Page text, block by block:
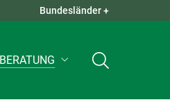
QUICK LINKS +
Bundesländer +
BERATUNG